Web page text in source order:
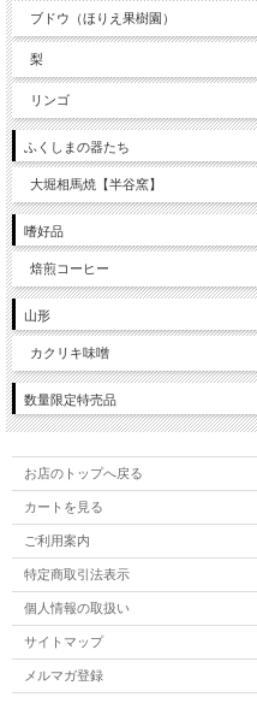
ブドウ（ほりえ果樹園）
梨
リンゴ
ふくしまの器たち
大堀相馬焼【半谷窯】
嗜好品
焙煎コーヒー
山形
カクリキ味噌
数量限定特売品
お店のトップへ戻る
カートを見る
ご利用案内
特定商取引法表示
個人情報の取扱い
サイトマップ
メルマガ登録